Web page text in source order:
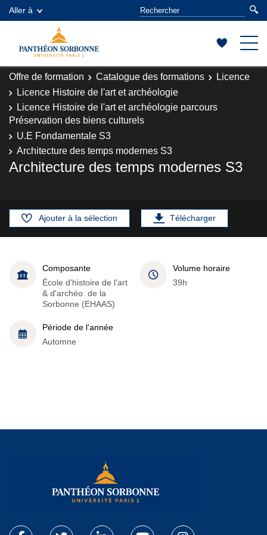
Aller à
Offre de formation Catalogue des formations
Licence
Licence Histoire de l'art et archéologie
Licence Histoire de l'art et archéologie parcours
Préservation des biens culturels
U.E Fondamentale S3
Architecture des temps modernes S3
Architecture des temps modernes S3
Ajouter à la sélection Télécharger
Composante
École d'histoire de l'art
& d'archéo. de la
Sorbonne (EHAAS)
Volume horaire
39h
Période de l'année
Automne